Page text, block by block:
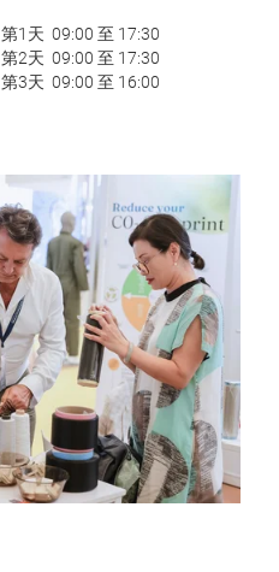
第1天 09:00 至 17:30
第2天 09:00 至 17:30
第3天 09:00 至 16:00